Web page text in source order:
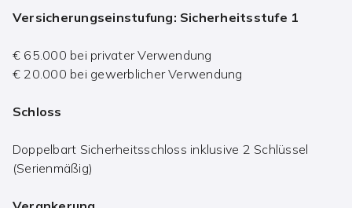
Versicherungseinstufung: Sicherheitsstufe 1
€ 65.000 bei privater Verwendung
€ 20.000 bei gewerblicher Verwendung
Schloss
Doppelbart Sicherheitsschloss inklusive 2 Schlüssel
(Serienmäßig)